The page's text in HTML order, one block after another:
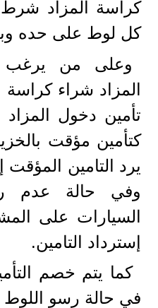
كراسة المزاد شرط
كل لوط على حده
وعلى من يرغب
المزاد شراء
كتأمين مؤقت
يرد التامين المؤقت
وفي حالة
السيارات على
إسترداد التامين.
كما يتم خصم
في حالة رسو